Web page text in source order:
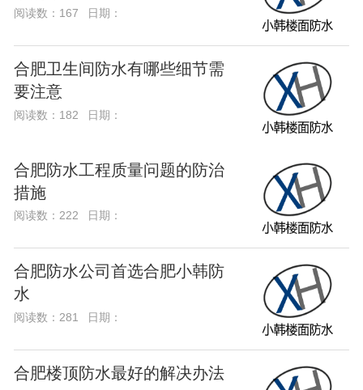
阅读数：167 日期：
合肥卫生间防水有哪些细节需
要注意
阅读数：182 日期：
合肥防水工程质量问题的防治
措施
阅读数：222 日期：
合肥防水公司首选合肥小韩防
水
阅读数：281 日期：
合肥楼顶防水最好的解决办法